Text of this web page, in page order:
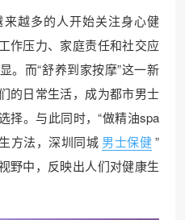
越多的人开始关注身心健
作压力、家庭责任和社交应
。而“舒养到家按摩”这一新
的日常生活，成为都市男士
择。与此同时，“做精油spa
方法，深圳同城 男士保健”
野中，反映出人们对健康生